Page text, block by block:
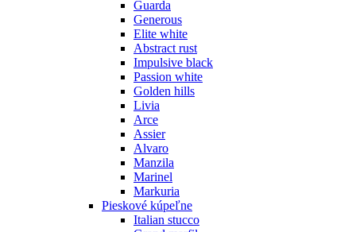
Guarda
Generous
Elite white
Abstract rust
Impulsive black
Passion white
Golden hills
Livia
Arce
Assier
Alvaro
Manzila
Marinel
Markuria
Pieskové kúpeľne
Italian stucco